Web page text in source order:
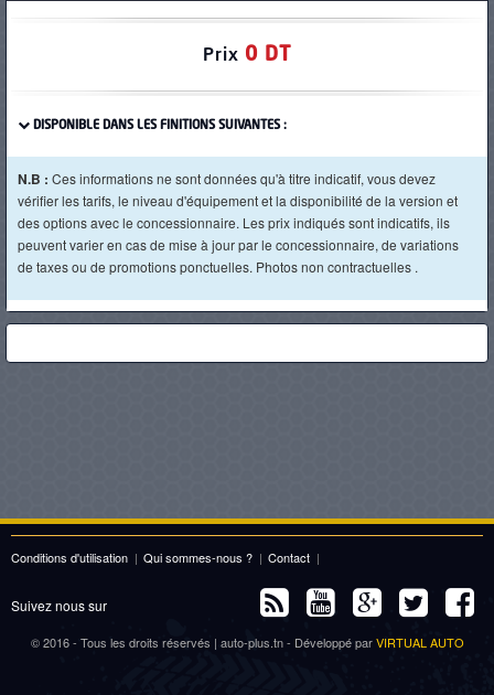
Prix 0 DT
DISPONIBLE DANS LES FINITIONS SUIVANTES :
N.B : Ces informations ne sont données qu'à titre indicatif, vous devez
vérifier les tarifs, le niveau d'équipement et la disponibilité de la version et
des options avec le concessionnaire. Les prix indiqués sont indicatifs, ils
peuvent varier en cas de mise à jour par le concessionnaire, de variations
de taxes ou de promotions ponctuelles. Photos non contractuelles .
Conditions d'utilisation | Qui sommes-nous ? | Contact |
Suivez nous sur
© 2016 - Tous les droits réservés | auto-plus.tn - Développé parVIRTUAL AUTO